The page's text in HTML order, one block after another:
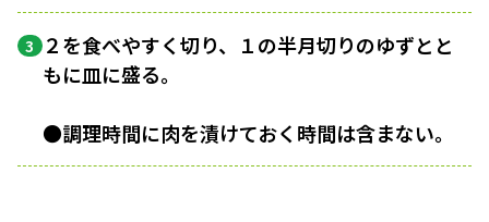
3 ２を食べやすく切り、１の半月切りのゆずとと
もに皿に盛る。
●調理時間に肉を漬けておく時間は含まない。